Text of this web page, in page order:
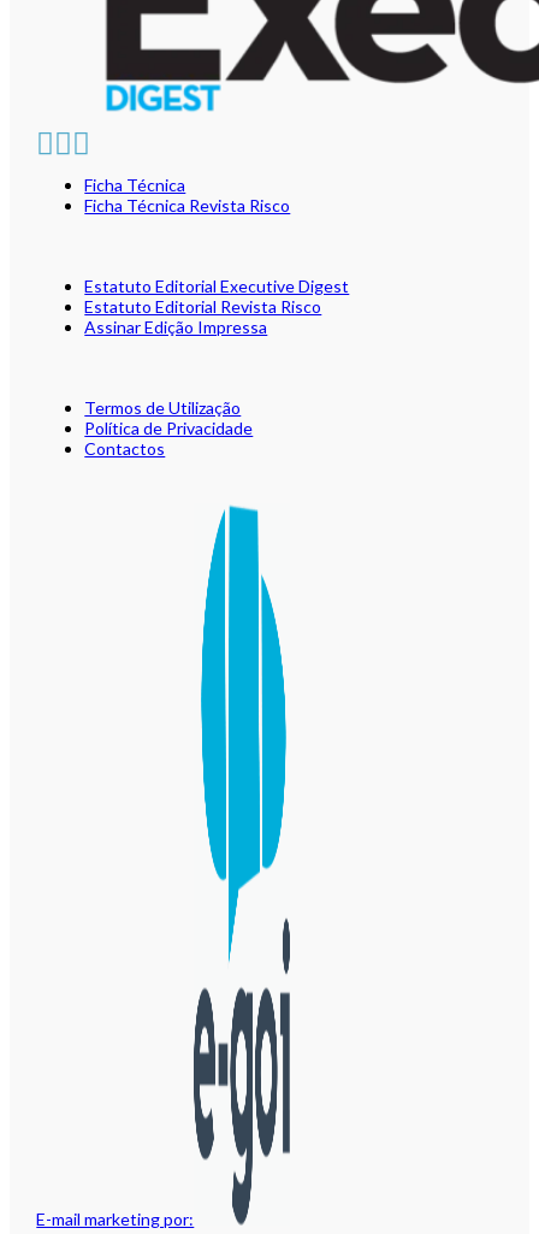
E-mail marketing por:
Ficha Técnica
Ficha Técnica Revista Risco
Estatuto Editorial Executive Digest
Estatuto Editorial Revista Risco
Assinar Edição Impressa
Termos de Utilização
Política de Privacidade
Contactos